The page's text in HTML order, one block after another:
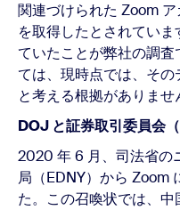
関連づけられた Zoom
を取得したとされてい
ていたことが弊社の調
ては、現時点では、そ
と考える根拠がありませ
DOJ と証券取引委員会
2020 年 6 月、司法省の
局（EDNY）から Zoom
た。この召喚状では、